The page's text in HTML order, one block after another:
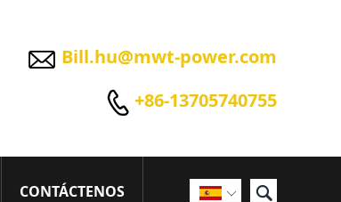
 Bill.hu@mwt-power.com
 +86-13705740755
 
CONTÁCTENOS